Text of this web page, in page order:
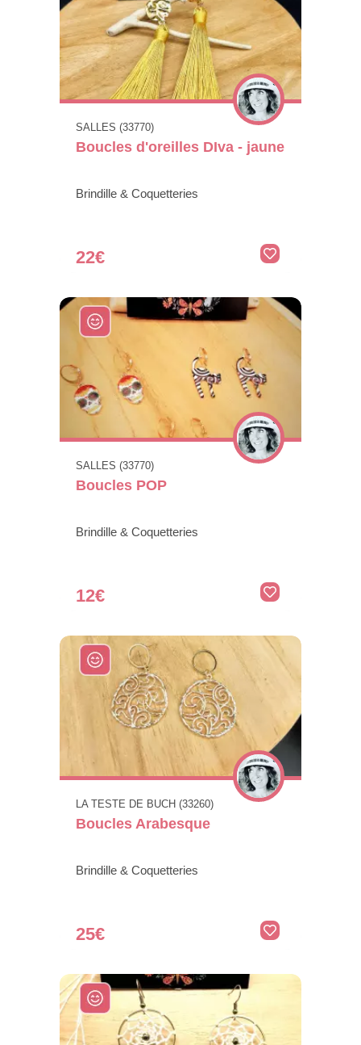
SALLES (33770)
Boucles d'oreilles DIva - jaune
Brindille & Coquetteries
22€
SALLES (33770)
Boucles POP
Brindille & Coquetteries
12€
LA TESTE DE BUCH (33260)
Boucles Arabesque
Brindille & Coquetteries
25€